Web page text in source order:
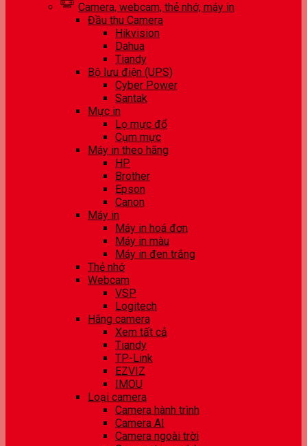
Camera, webcam, thẻ nhớ, máy in
Đầu thu Camera
Hikvision
Dahua
Tiandy
Bộ lưu điện (UPS)
Cyber Power
Santak
Mực in
Lọ mực đổ
Cụm mực
Máy in theo hãng
HP
Brother
Epson
Canon
Máy in
Máy in hoá đơn
Máy in màu
Máy in đen trắng
Thẻ nhớ
Webcam
VSP
Logitech
Hãng camera
Xem tất cả
Tiandy
TP-Link
EZVIZ
IMOU
Loại camera
Camera hành trình
Camera AI
Camera ngoài trời